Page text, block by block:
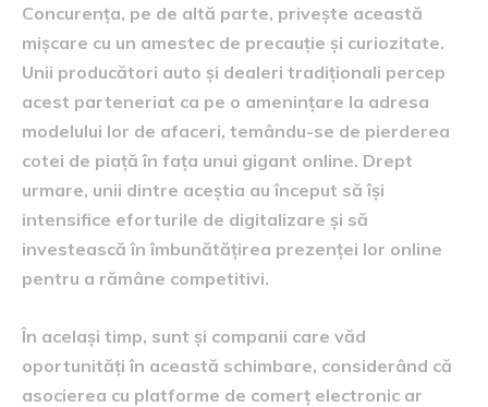
Concurența, pe de altă parte, privește această
mișcare cu un amestec de precauție și curiozitate.
Unii producători auto și dealeri tradiționali percep
acest parteneriat ca pe o amenințare la adresa
modelului lor de afaceri, temându-se de pierderea
cotei de piață în fața unui gigant online. Drept
urmare, unii dintre aceștia au început să își
intensifice eforturile de digitalizare și să
investească în îmbunătățirea prezenței lor online
pentru a rămâne competitivi.
În același timp, sunt și companii care văd
oportunități în această schimbare, considerând că
asocierea cu platforme de comerț electronic ar